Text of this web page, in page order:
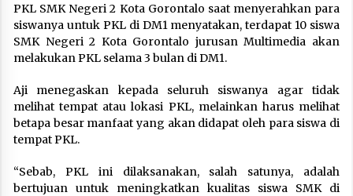
PKL SMK Negeri 2 Kota Gorontalo saat menyerahkan para
siswanya untuk PKL di DM1 menyatakan, terdapat 10 siswa
SMK Negeri 2 Kota Gorontalo jurusan Multimedia akan
melakukan PKL selama 3 bulan di DM1.
Aji menegaskan kepada seluruh siswanya agar tidak
melihat tempat atau lokasi PKL, melainkan harus melihat
betapa besar manfaat yang akan didapat oleh para siswa di
tempat PKL.
“Sebab, PKL ini dilaksanakan, salah satunya, adalah
bertujuan untuk meningkatkan kualitas siswa SMK di